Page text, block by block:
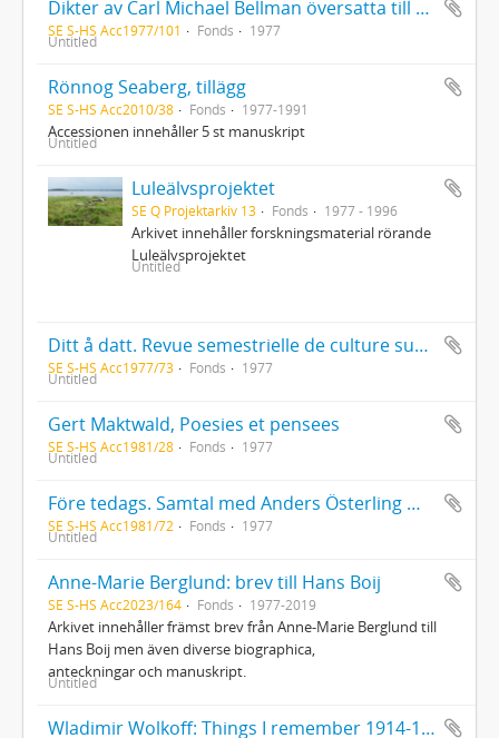
Dikter av Carl Michael Bellman översatta till ryska av Ignatij Ivanovskij
SE S-HS Acc1977/101 Fonds 1977
Untitled
Rönnog Seaberg, tillägg
SE S-HS Acc2010/38 Fonds 1977-1991
Accessionen innehåller 5 st manuskript
Untitled
Luleälvsprojektet
SE Q Projektarkiv 13 Fonds 1977 - 1996
Arkivet innehåller forskningsmaterial rörande
Luleälvsprojektet
Untitled
Ditt å datt. Revue semestrielle de culture suedoise. Redacteur et Editeur: Jacques Macau
SE S-HS Acc1977/73 Fonds 1977
Untitled
Gert Maktwald, Poesies et pensees
SE S-HS Acc1981/28 Fonds 1977
Untitled
Före tedags. Samtal med Anders Österling mest om Nobelpristagare i litteratur. Samtalspartners: Pär Wästberg och Wilhelm Odelberg
SE S-HS Acc1981/72 Fonds 1977
Untitled
Anne-Marie Berglund: brev till Hans Boij
SE S-HS Acc2023/164 Fonds 1977-2019
Arkivet innehåller främst brev från Anne-Marie Berglund till
Hans Boij men även diverse biographica,
anteckningar och manuskript.
Untitled
Wladimir Wolkoff: Things I remember 1914-1921